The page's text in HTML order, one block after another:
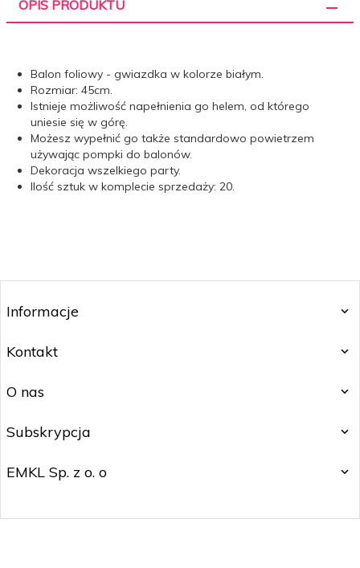
OPIS PRODUKTU
Balon foliowy - gwiazdka w kolorze białym.
Rozmiar: 45cm.
Istnieje możliwość napełnienia go helem, od którego
uniesie się w górę.
Możesz wypełnić go także standardowo powietrzem
używając pompki do balonów.
Dekoracja wszelkiego party.
Ilość sztuk w komplecie sprzedaży: 20.
Informacje
Kontakt
O nas
Subskrypcja
EMKL Sp. z o. o